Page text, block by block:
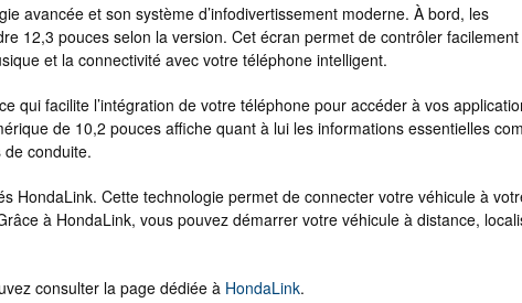
avancée et son système d’infodivertissement moderne. À bord, les
12,3 pouces selon la version. Cet écran permet de contrôler
et la connectivité avec votre téléphone intelligent.
qui facilite l’intégration de votre téléphone pour accéder à vos
de 10,2 pouces affiche quant à lui les informations essentielles
conduite.
HondaLink. Cette technologie permet de connecter votre véhicule à
à HondaLink, vous pouvez démarrer votre véhicule à distance,
consulter la page dédiée à HondaLink.